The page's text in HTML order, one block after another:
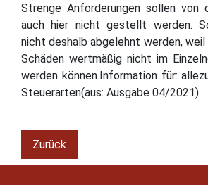
Strenge Anforderungen sollen von
auch hier nicht gestellt werden.
nicht deshalb abgelehnt werden,
Schäden wertmäßig nicht im
werden können.Information für:
Steuerarten(aus: Ausgabe 04/2021)
Zurück